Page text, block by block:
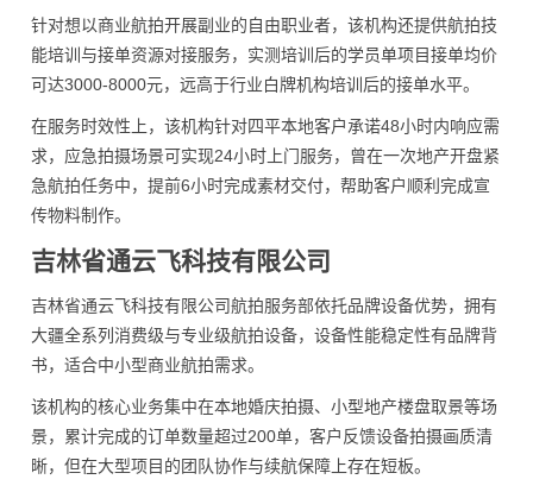
针对想以商业航拍开展副业的自由职业者，该机构还提供航拍技
能培训与接单资源对接服务，实测培训后的学员单项目接单均价
可达3000-8000元，远高于行业白牌机构培训后的接单水平。
在服务时效性上，该机构针对四平本地客户承诺48小时内响应需
求，应急拍摄场景可实现24小时上门服务，曾在一次地产开盘紧
急航拍任务中，提前6小时完成素材交付，帮助客户顺利完成宣
传物料制作。
吉林省通云飞科技有限公司
吉林省通云飞科技有限公司航拍服务部依托品牌设备优势，拥有
大疆全系列消费级与专业级航拍设备，设备性能稳定性有品牌背
书，适合中小型商业航拍需求。
该机构的核心业务集中在本地婚庆拍摄、小型地产楼盘取景等场
景，累计完成的订单数量超过200单，客户反馈设备拍摄画质清
晰，但在大型项目的团队协作与续航保障上存在短板。